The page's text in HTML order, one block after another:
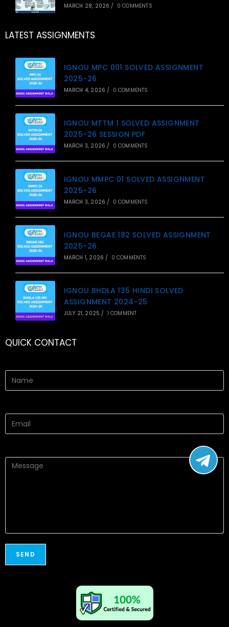
MARCH 28, 2026 / 0 COMMENTS
LATEST ASSIGNMENTS
IGNOU MPC 001 SOLVED ASSIGNMENT
2025-26
MARCH 4, 2026 / 0 COMMENTS
IGNOU MTTM 1 SOLVED ASSIGNMENT
2025-26 SESSION PDF
MARCH 3, 2026 / 0 COMMENTS
IGNOU MMPC 01 SOLVED ASSIGNMENT
2025-26
MARCH 3, 2026 / 0 COMMENTS
IGNOU BEGAE 182 SOLVED ASSIGNMENT
2025-26
MARCH 1, 2026 / 0 COMMENTS
IGNOU BHDLA 135 HINDI SOLVED
ASSIGNMENT 2024-25
JULY 21, 2025 / 1 COMMENT
QUICK CONTACT